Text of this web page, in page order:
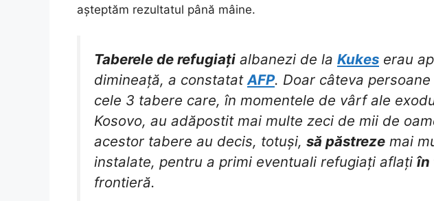
așteptăm rezultatul până mâine.
Taberele de refugiați albanezi de la Kukes erau
dimineață, a constatatAFP. Doar câteva
cele 3 tabere care, în momentele de vârf ale
Kosovo, au adăpostit mai multe zeci de mii de
acestor tabere au decis, totuși, să păstreze mai
instalate, pentru a primi eventuali refugiați aflați în
frontieră.